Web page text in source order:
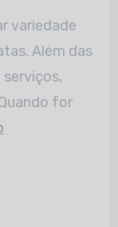
variedade
Além das
serviços,
for